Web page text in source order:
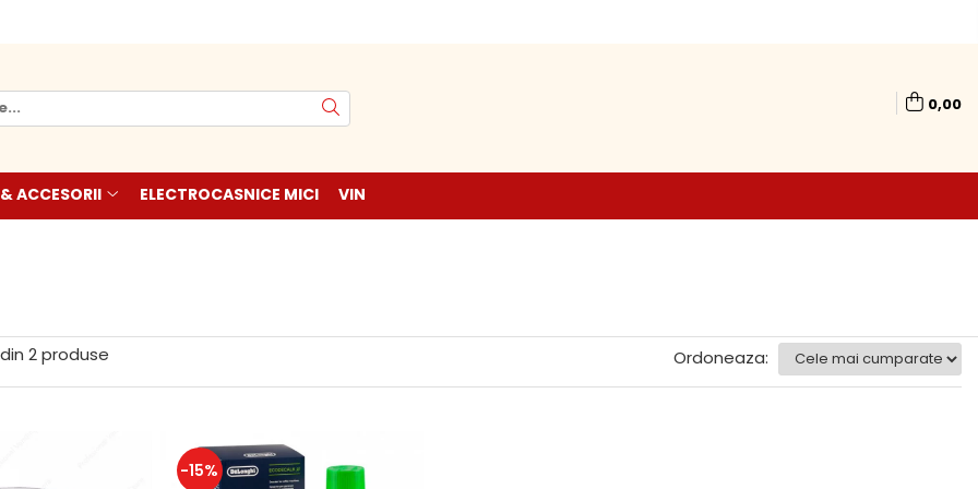
0,00
ACCESORII ELECTROCASNICE MICI VIN
din 2produse Ordoneaza:
-15%